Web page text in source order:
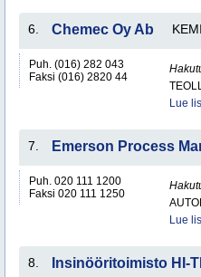
6. Chemec Oy Ab KEMI
Puh. (016) 282 043
Faksi (016) 2820 44
Lue
7. Emerson Process
Puh. 020 111 1200
Faksi 020 111 1250
Lue
8. Insinööritoimisto HI-